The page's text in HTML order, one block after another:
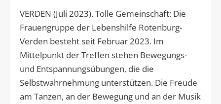
VERDEN (Juli 2023). Tolle Gemeinschaft: Die
Frauengruppe der Lebenshilfe Rotenburg-
Verden besteht seit Februar 2023. Im
Mittelpunkt der Treffen stehen Bewegungs-
und Entspannungsübungen, die die
Selbstwahrnehmung unterstützen. Die Freude
am Tanzen, an der Bewegung und an der Musik